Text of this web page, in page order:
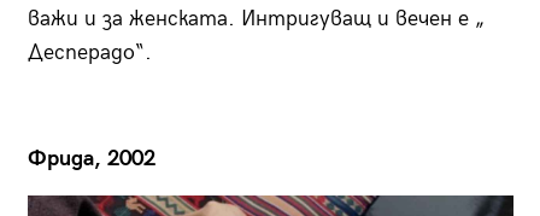
важи и за женската. Интригуващ и вечен е „
Десперадо“.
Фрида, 2002